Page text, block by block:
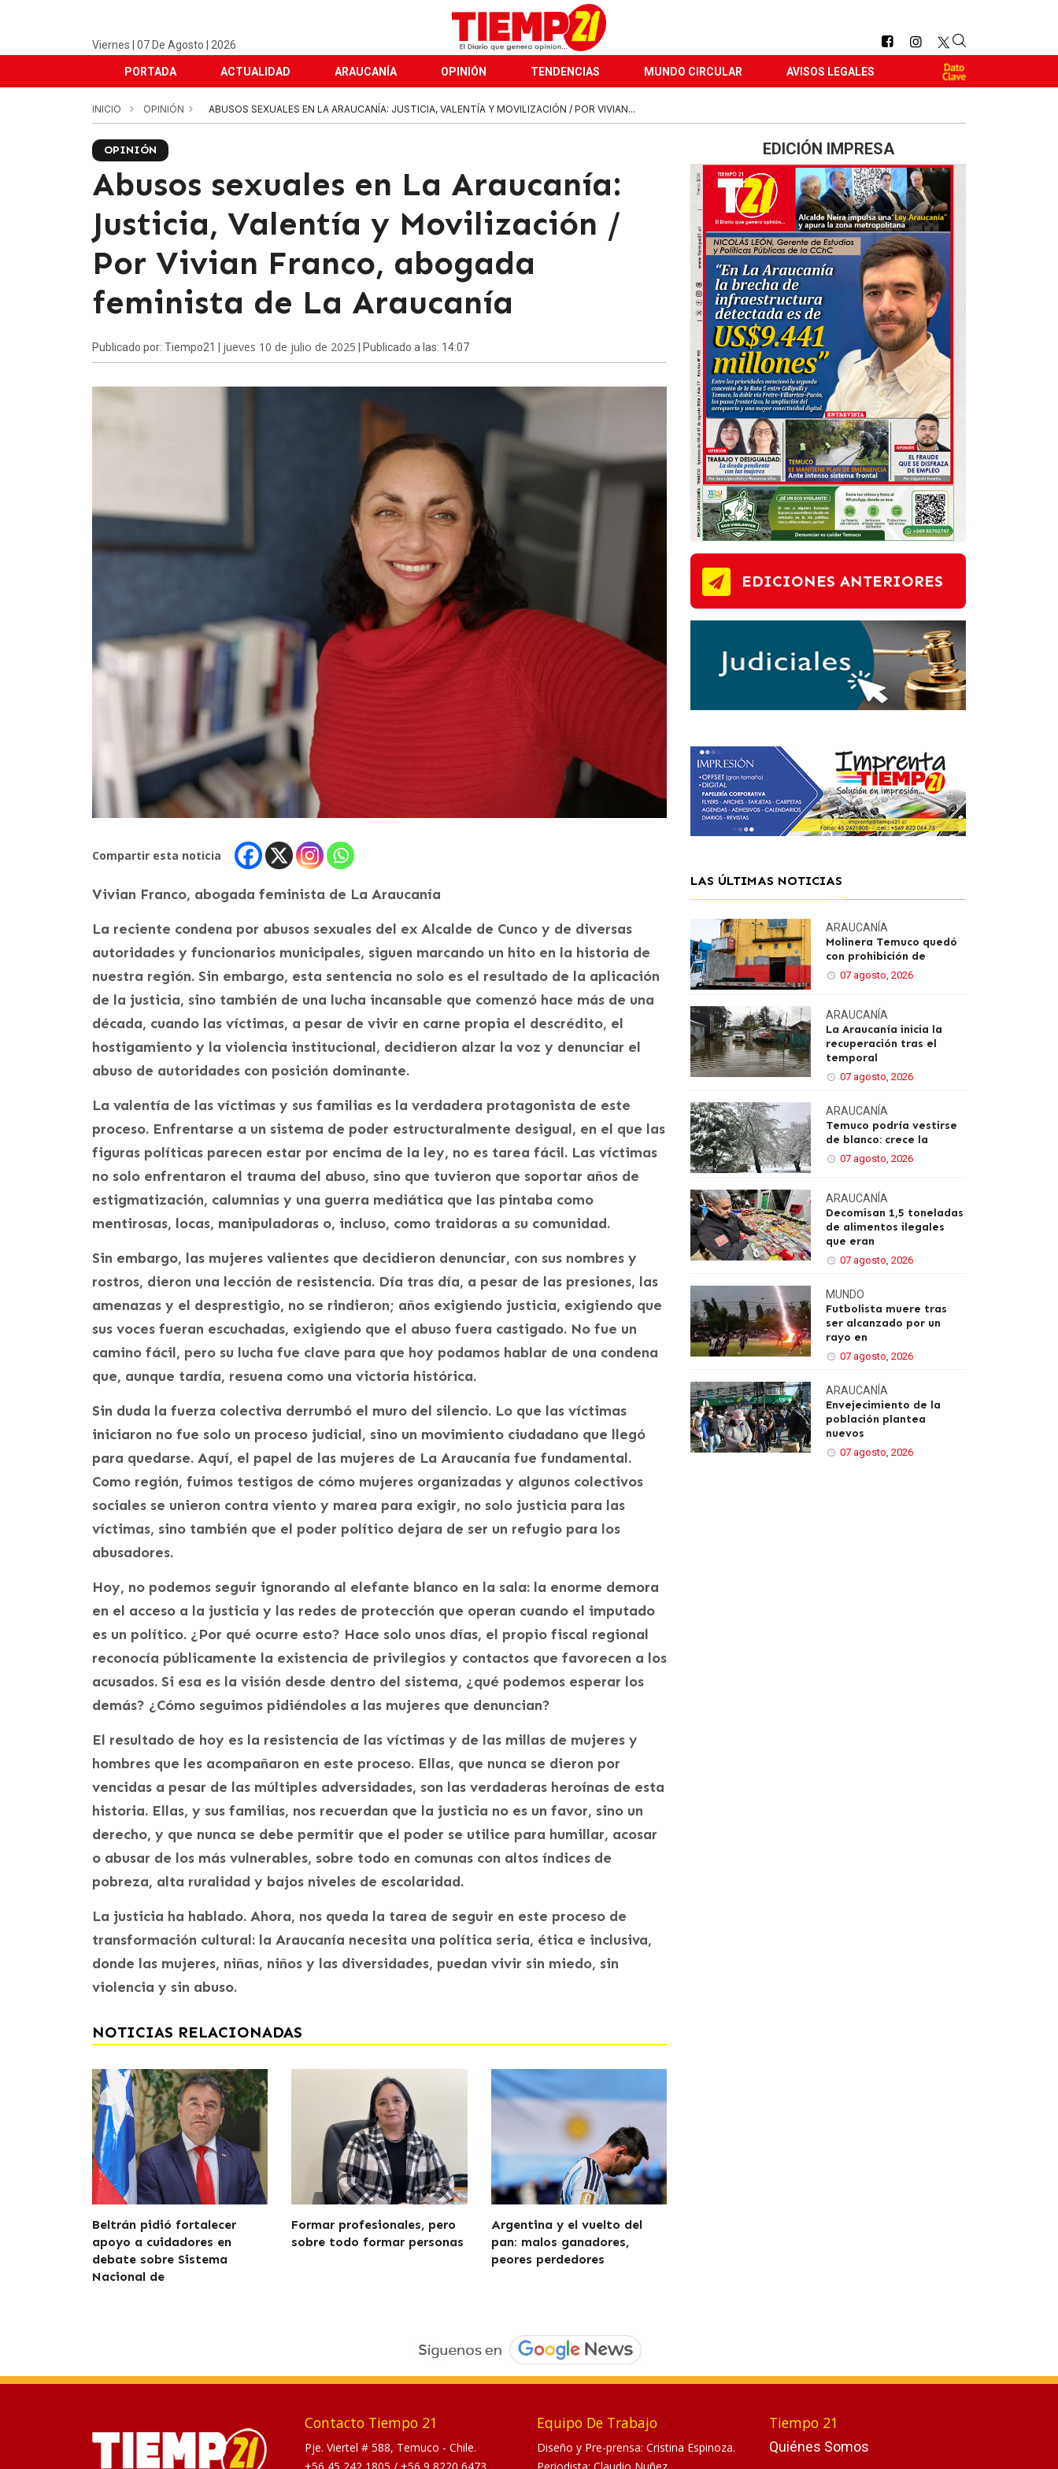
Viernes | 07 De Agosto | 2026
PORTADA ACTUALIDAD ARAUCANÍA OPINIÓN TENDENCIAS MUNDO CIRCULAR AVISOS LEGALES
INICIO OPINIÓN ABUSOS SEXUALES EN LA ARAUCANÍA: JUSTICIA, VALENTÍA Y MOVILIZACIÓN / POR VIVIAN...
OPINIÓN
Abusos sexuales en La Araucanía:
Justicia, Valentía y Movilización /
Por Vivian Franco, abogada
feminista de La Araucanía
Publicado por: Tiempo21 | jueves 10 de julio de 2025 | Publicado a las: 14:07
Compartir esta noticia
Vivian Franco, abogada feminista de La Araucanía
La reciente condena por abusos sexuales del ex Alcalde de Cunco y de diversas
autoridades y funcionarios municipales, siguen marcando un hito en la historia de
nuestra región. Sin embargo, esta sentencia no solo es el resultado de la aplicación
de la justicia, sino también de una lucha incansable que comenzó hace más de una
década, cuando las víctimas, a pesar de vivir en carne propia el descrédito, el
hostigamiento y la violencia institucional, decidieron alzar la voz y denunciar el
abuso de autoridades con posición dominante.
La valentía de las víctimas y sus familias es la verdadera protagonista de este
proceso. Enfrentarse a un sistema de poder estructuralmente desigual, en el que las
figuras políticas parecen estar por encima de la ley, no es tarea fácil. Las víctimas
no solo enfrentaron el trauma del abuso, sino que tuvieron que soportar años de
estigmatización, calumnias y una guerra mediática que las pintaba como
mentirosas, locas, manipuladoras o, incluso, como traidoras a su comunidad.
Sin embargo, las mujeres valientes que decidieron denunciar, con sus nombres y
rostros, dieron una lección de resistencia. Día tras día, a pesar de las presiones, las
amenazas y el desprestigio, no se rindieron; años exigiendo justicia, exigiendo que
sus voces fueran escuchadas, exigiendo que el abuso fuera castigado. No fue un
camino fácil, pero su lucha fue clave para que hoy podamos hablar de una condena
que, aunque tardía, resuena como una victoria histórica.
Sin duda la fuerza colectiva derrumbó el muro del silencio. Lo que las víctimas
iniciaron no fue solo un proceso judicial, sino un movimiento ciudadano que llegó
para quedarse. Aquí, el papel de las mujeres de La Araucanía fue fundamental.
Como región, fuimos testigos de cómo mujeres organizadas y algunos colectivos
sociales se unieron contra viento y marea para exigir, no solo justicia para las
víctimas, sino también que el poder político dejara de ser un refugio para los
abusadores.
Hoy, no podemos seguir ignorando al elefante blanco en la sala: la enorme demora
en el acceso a la justicia y las redes de protección que operan cuando el imputado
es un político. ¿Por qué ocurre esto? Hace solo unos días, el propio fiscal regional
reconocía públicamente la existencia de privilegios y contactos que favorecen a los
acusados. Si esa es la visión desde dentro del sistema, ¿qué podemos esperar los
demás? ¿Cómo seguimos pidiéndoles a las mujeres que denuncian?
El resultado de hoy es la resistencia de las víctimas y de las millas de mujeres y
hombres que les acompañaron en este proceso. Ellas, que nunca se dieron por
vencidas a pesar de las múltiples adversidades, son las verdaderas heroínas de esta
historia. Ellas, y sus familias, nos recuerdan que la justicia no es un favor, sino un
derecho, y que nunca se debe permitir que el poder se utilice para humillar, acosar
o abusar de los más vulnerables, sobre todo en comunas con altos índices de
pobreza, alta ruralidad y bajos niveles de escolaridad.
La justicia ha hablado. Ahora, nos queda la tarea de seguir en este proceso de
transformación cultural: la Araucanía necesita una política seria, ética e inclusiva,
donde las mujeres, niñas, niños y las diversidades, puedan vivir sin miedo, sin
violencia y sin abuso.
NOTICIAS RELACIONADAS
Beltrán pidió fortalecer
apoyo a cuidadores en
debate sobre Sistema
Nacional de
Formar profesionales, pero
sobre todo formar personas
Argentina y el vuelto del
pan: malos ganadores,
peores perdedores
EDICIÓN IMPRESA
EDICIONES ANTERIORES
LAS ÚLTIMAS NOTICIAS
ARAUCANÍA
Molinera Temuco quedó
con prohibición de
07 agosto, 2026
ARAUCANÍA
La Araucanía inicia la
recuperación tras el
temporal
07 agosto, 2026
ARAUCANÍA
Temuco podría vestirse
de blanco: crece la
07 agosto, 2026
ARAUCANÍA
Decomisan 1,5 toneladas
de alimentos ilegales
que eran
07 agosto, 2026
MUNDO
Futbolista muere tras
ser alcanzado por un
rayo en
07 agosto, 2026
ARAUCANÍA
Envejecimiento de la
población plantea
nuevos
07 agosto, 2026
Contacto Tiempo 21
Pje. Viertel # 588, Temuco - Chile.
Equipo De Trabajo
Diseño y Pre-prensa: Cristina Espinoza.
Tiempo 21
Quiénes Somos